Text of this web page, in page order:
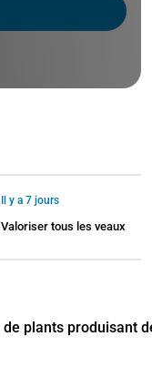
Il y a 7 jours
Valoriser tous les veaux